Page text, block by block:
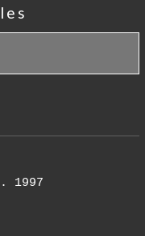
1997